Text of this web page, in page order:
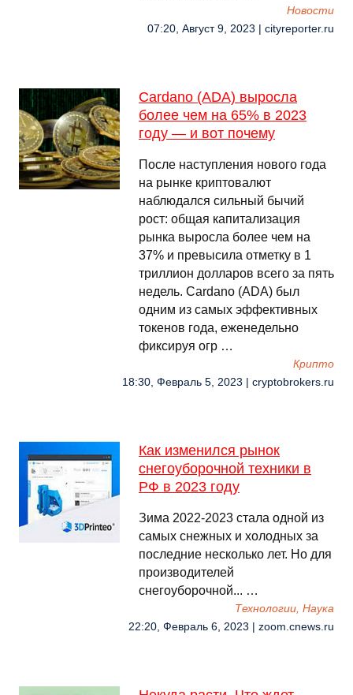
Новости
07:20, Август 9, 2023 | cityreporter.ru
Cardano (ADA) выросла
более чем на 65% в 2023
году — и вот почему
После наступления нового года
на рынке криптовалют
наблюдался сильный бычий
рост: общая капитализация
рынка выросла более чем на
37% и превысила отметку в 1
триллион долларов всего за пять
недель. Cardano (ADA) был
одним из самых эффективных
токенов года, еженедельно
фиксируя огр …
Крипто
18:30, Февраль 5, 2023 | cryptobrokers.ru
Как изменился рынок
снегоуборочной техники в
РФ в 2023 году
Зима 2022-2023 стала одной из
самых снежных и холодных за
последние несколько лет. Но для
производителей
снегоуборочной... …
Технологии, Наука
22:20, Февраль 6, 2023 | zoom.cnews.ru